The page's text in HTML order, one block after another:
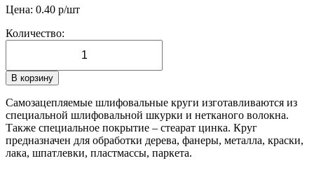
Цена: 0.40 р/шт
Количество:
В корзину
Самозацепляемые шлифовальные круги изготавливаются из
специальной шлифовальной шкурки и нетканого волокна.
Также специальное покрытие – стеарат цинка. Круг
предназначен для обработки дерева, фанеры, металла, краски,
лака, шпатлевки, пластмассы, паркета.